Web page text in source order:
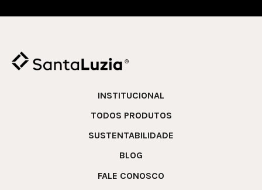
INSTITUCIONAL
TODOS PRODUTOS
SUSTENTABILIDADE
BLOG
FALE CONOSCO